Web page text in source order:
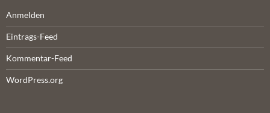
Anmelden
Eintrags-Feed
Kommentar-Feed
WordPress.org